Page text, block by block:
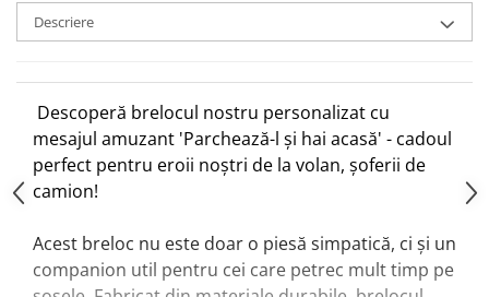
Descriere
Descoperă brelocul nostru personalizat cu
mesajul amuzant 'Parchează-l și hai acasă' - cadoul
perfect pentru eroii noștri de la volan, șoferii de
camion!
Acest breloc nu este doar o piesă simpatică, ci și un
companion util pentru cei care petrec mult timp pe